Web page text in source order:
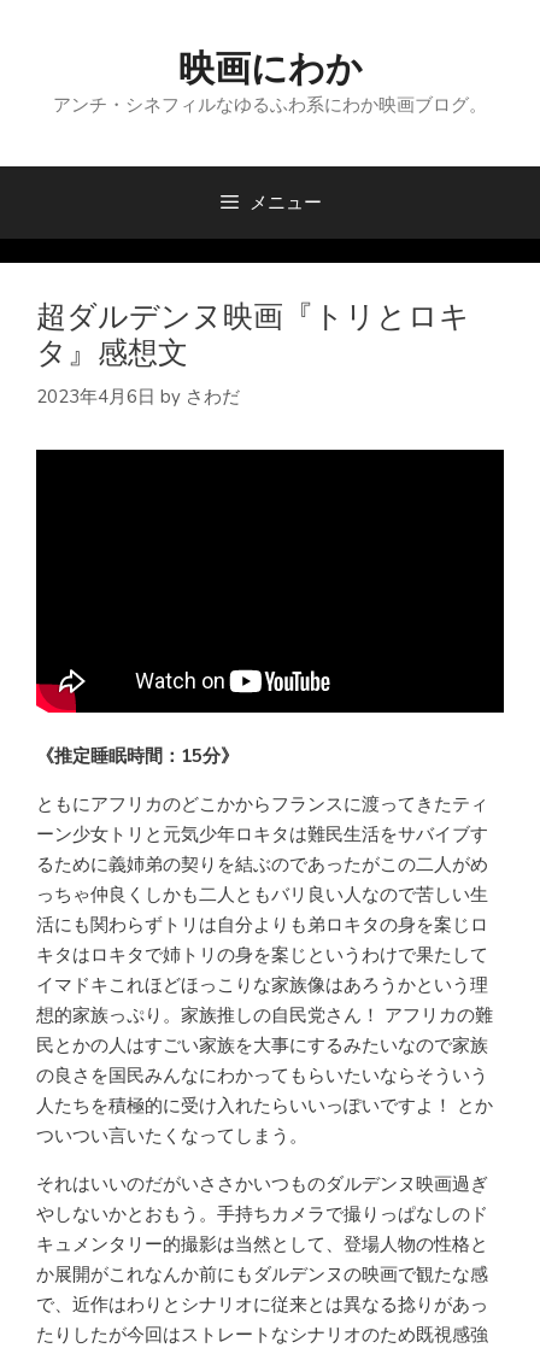
へ
映画にわか
アンチ・シネフィルなゆるふわ系にわか映画ブログ。
メニュー
超ダルデンヌ映画『トリとロキ
タ』感想文
2023年4月6日 by さわだ
《推定睡眠時間：15分》
ともにアフリカのどこかからフランスに渡ってきたティ
ーン少女トリと元気少年ロキタは難民生活をサバイブす
るために義姉弟の契りを結ぶのであったがこの二人がめ
っちゃ仲良くしかも二人ともバリ良い人なので苦しい生
活にも関わらずトリは自分よりも弟ロキタの身を案じロ
キタはロキタで姉トリの身を案じというわけで果たして
イマドキこれほどほっこりな家族像はあろうかという理
想的家族っぷり。家族推しの自民党さん！ アフリカの難
民とかの人はすごい家族を大事にするみたいなので家族
の良さを国民みんなにわかってもらいたいならそういう
人たちを積極的に受け入れたらいいっぽいですよ！ とか
ついつい言いたくなってしまう。
それはいいのだがいささかいつものダルデンヌ映画過ぎ
やしないかとおもう。手持ちカメラで撮りっぱなしのド
キュメンタリー的撮影は当然として、登場人物の性格と
か展開がこれなんか前にもダルデンヌの映画で観たな感
で、近作はわりとシナリオに従来とは異なる捻りがあっ
たりしたが今回はストレートなシナリオのため既視感強